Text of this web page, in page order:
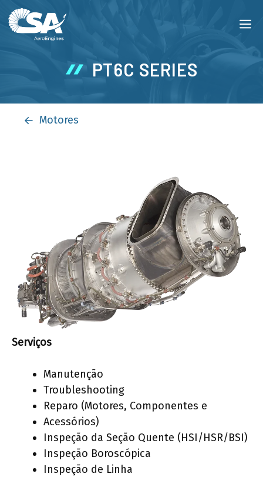
Pular
para
PT6C SERIES
Motores
Serviços
Manutenção
Troubleshooting
Reparo (Motores, Componentes e
Acessórios)
Inspeção da Seção Quente (HSI/HSR/BSI)
Inspeção Boroscópica
Inspeção de Linha